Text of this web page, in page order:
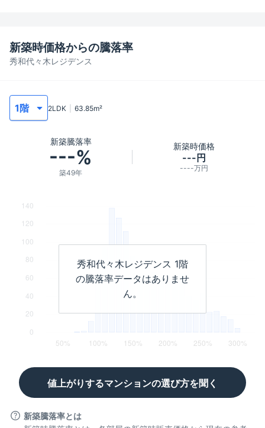
秀和代々木レジデンス
新築時価格からの騰落率
2LDK 63.85m²
新築騰落率
---%
築49年
新築時価格
---円
----万円
秀和代々木レジデンス 1階
の騰落率データはありませ
ん。
値上がりするマンションの選び方を聞く
新築騰落率とは